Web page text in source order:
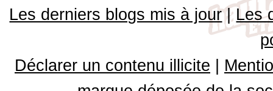
Les derniers blogs mis à jour| Les
Déclarer un contenu illicite